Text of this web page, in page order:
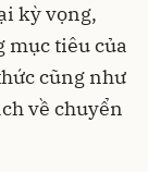
kỳ vọng,
mục tiêu của
cũng như
về chuyển